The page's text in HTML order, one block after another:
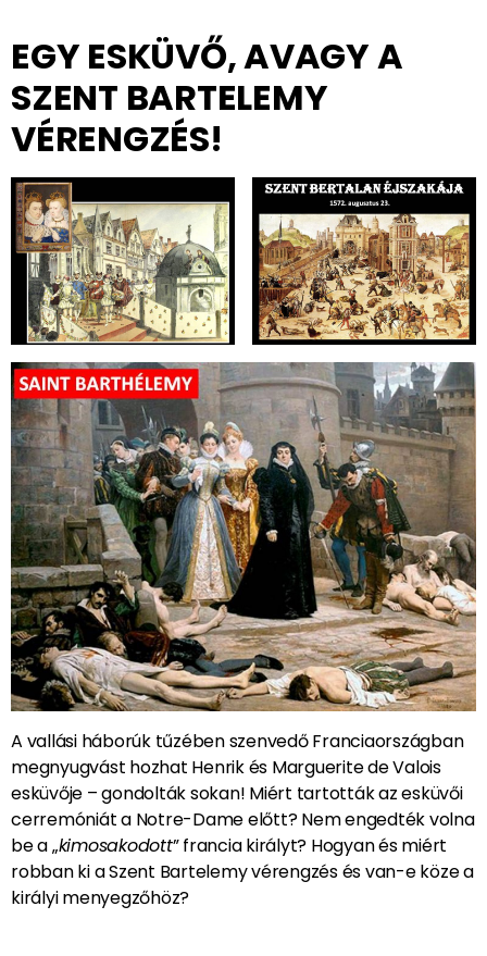
EGY ESKÜVŐ, AVAGY A
SZENT BARTELEMY
VÉRENGZÉS!
A vallási háborúk tűzében szenvedő Franciaországban
megnyugvást hozhat Henrik és Marguerite de Valois
esküvője – gondolták sokan! Miért tartották az esküvői
cerremóniát a Notre-Dame előtt? Nem engedték volna
be a „kimosakodott” francia királyt? Hogyan és miért
robban ki a Szent Bartelemy vérengzés és van-e köze a
királyi menyegzőhöz?